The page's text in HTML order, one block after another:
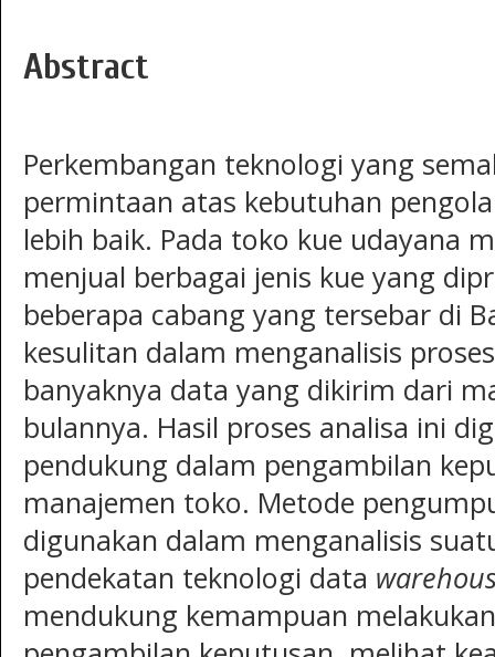
Abstract
Perkembangan teknologi yang
permintaan atas kebutuhan
lebih baik. Pada toko kue udayana
menjual berbagai jenis kue yang
beberapa cabang yang tersebar di
kesulitan dalam menganalisis
banyaknya data yang dikirim dari
bulannya. Hasil proses analisa ini
pendukung dalam pengambilan
manajemen toko. Metode
digunakan dalam menganalisis
pendekatan teknologi data
mendukung kemampuan